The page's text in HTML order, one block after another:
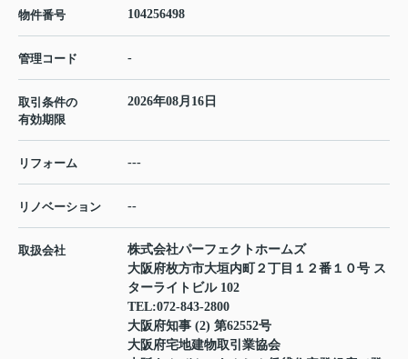
物件番号 104256498
管理コード -
取引条件の
有効期限
2026年08月16日
リフォーム ---
リノベーション --
取扱会社
株式会社パーフェクトホームズ
大阪府枚方市大垣内町２丁目１２番１０号 ス
ターライトビル 102
TEL:072-843-2800
大阪府知事 (2) 第62552号
大阪府宅地建物取引業協会